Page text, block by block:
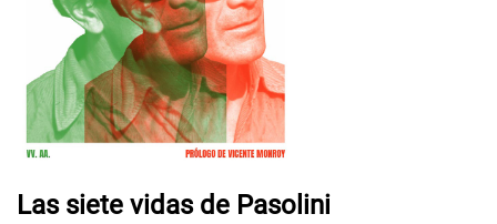
Las siete vidas de Pasolini